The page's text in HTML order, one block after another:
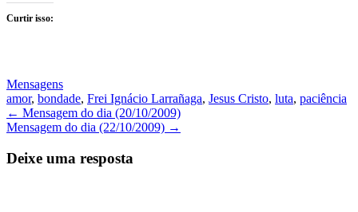
Curtir isso:
Mensagens
amor, bondade, Frei Ignácio Larrañaga, Jesus Cristo, luta, paciência
Navegação
de
Posts
← Mensagem do dia (20/10/2009)
Mensagem do dia (22/10/2009) →
Deixe uma resposta